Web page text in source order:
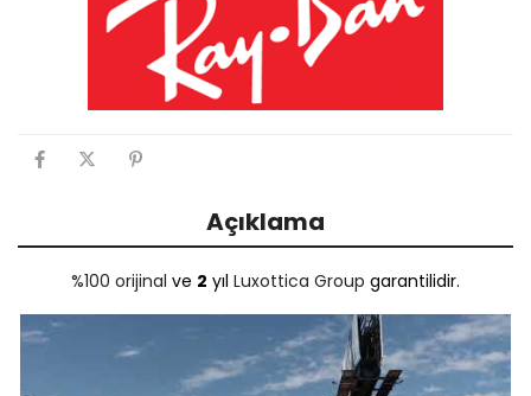
Açıklama
%100 orijinal ve 2 yıl Luxottica Group garantilidir.